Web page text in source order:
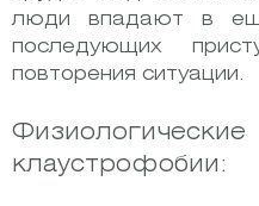
люди впадают в
последующих
повторения ситуации.
клаустрофобии: